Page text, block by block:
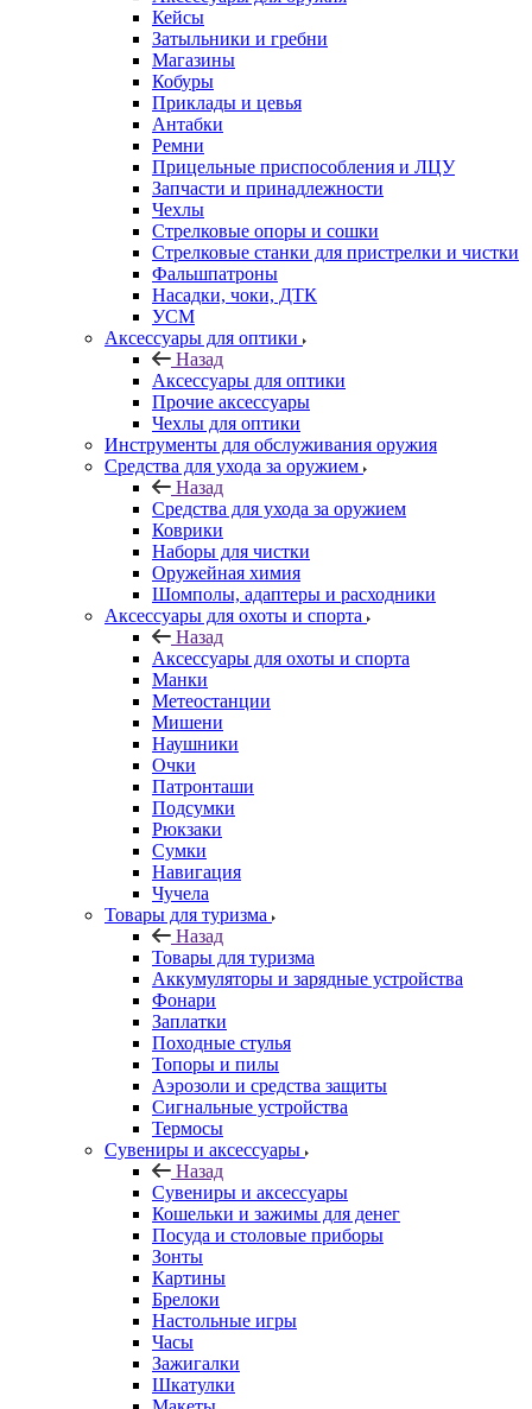
Кейсы
Затыльники и гребни
Магазины
Кобуры
Приклады и цевья
Антабки
Ремни
Прицельные приспособления и ЛЦУ
Запчасти и принадлежности
Чехлы
Стрелковые опоры и сошки
Стрелковые станки для пристрелки и чистки
Фальшпатроны
Насадки, чоки, ДТК
УСМ
Аксессуары для оптики
Назад
Аксессуары для оптики
Прочие аксессуары
Чехлы для оптики
Инструменты для обслуживания оружия
Средства для ухода за оружием
Назад
Средства для ухода за оружием
Коврики
Наборы для чистки
Оружейная химия
Шомполы, адаптеры и расходники
Аксессуары для охоты и спорта
Назад
Аксессуары для охоты и спорта
Манки
Метеостанции
Мишени
Наушники
Очки
Патронташи
Подсумки
Рюкзаки
Сумки
Навигация
Чучела
Товары для туризма
Назад
Товары для туризма
Аккумуляторы и зарядные устройства
Фонари
Заплатки
Походные стулья
Топоры и пилы
Аэрозоли и средства защиты
Сигнальные устройства
Термосы
Сувениры и аксессуары
Назад
Сувениры и аксессуары
Кошельки и зажимы для денег
Посуда и столовые приборы
Зонты
Картины
Брелоки
Настольные игры
Часы
Зажигалки
Шкатулки